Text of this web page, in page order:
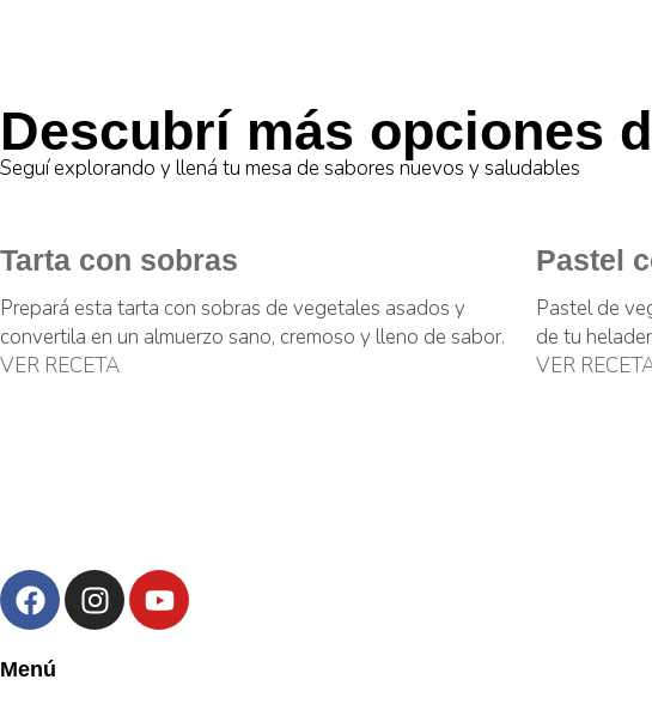
Descubrí más opciones
Seguí explorando y llená tu mesa de sabores nuevos y saludables
Tarta con sobras
Prepará esta tarta con sobras de vegetales asados y
convertila en un almuerzo sano, cremoso y lleno de sabor.
VER RECETA
Pastel
Pastel de
de tu
VER
Menú